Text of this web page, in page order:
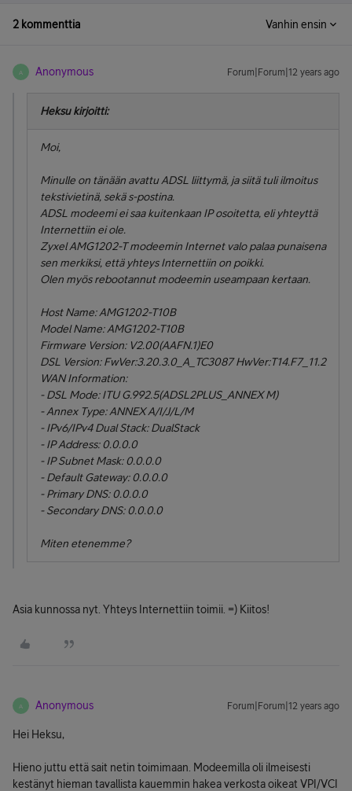
2 kommenttia Vanhin ensin
A Anonymous Forum|Forum|12 years ago
Heksu kirjoitti:
Moi,
Minulle on tänään avattu ADSL liittymä, ja siitä tuli ilmoitus
tekstivietinä, sekä s-postina.
ADSL modeemi ei saa kuitenkaan IP osoitetta, eli yhteyttä
Internettiin ei ole.
Zyxel AMG1202-T modeemin Internet valo palaa punaisena
sen merkiksi, että yhteys Internettiin on poikki.
Olen myös rebootannut modeemin useampaan kertaan.
Host Name: AMG1202-T10B
Model Name: AMG1202-T10B
Firmware Version: V2.00(AAFN.1)E0
DSL Version: FwVer:3.20.3.0_A_TC3087 HwVer:T14.F7_11.2
WAN Information:
- DSL Mode: ITU G.992.5(ADSL2PLUS_ANNEX M)
- Annex Type: ANNEX A/I/J/L/M
- IPv6/IPv4 Dual Stack: DualStack
- IP Address: 0.0.0.0
- IP Subnet Mask: 0.0.0.0
- Default Gateway: 0.0.0.0
- Primary DNS: 0.0.0.0
- Secondary DNS: 0.0.0.0
Miten etenemme?
Asia kunnossa nyt. Yhteys Internettiin toimii. =) Kiitos!
A Anonymous Forum|Forum|12 years ago
Hei Heksu,
Hieno juttu että sait netin toimimaan. Modeemilla oli ilmeisesti
kestänyt hieman tavallista kauemmin hakea verkosta oikeat VPI/VCI